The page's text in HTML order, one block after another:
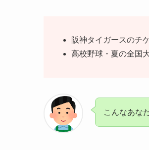
阪神タイガースのチ
高校野球・夏の全国
こんなあな